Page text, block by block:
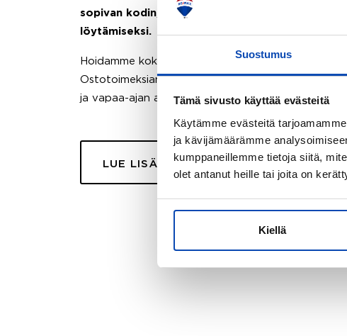
Suostumus
Tämä sivusto käyttää evästeitä
Käytämme evästeitä
ja kävijämäärämme
kumppaneillemme tietoja siitä,
olet antanut heille tai joita on
Kiellä
sopivan kodin, eikä sinun tarvitse nähdä vaivaa
löytämiseksi.
Hoidamme koko ostoprosessin puolestasi.
Ostotoimeksiantopalvelumme sopii myös
ja vapaa-ajan asuntojen ostoon.
LUE LISÄÄ